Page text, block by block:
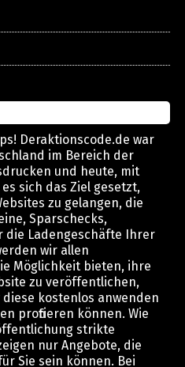
Deraktionscode.de war
im Bereich der
und heute, mit
sich das Ziel gesetzt,
zu gelangen, die
Sparschecks,
die Ladengeschäfte Ihrer
wir allen
Möglichkeit bieten, ihre
zu veröffentlichen,
kostenlos anwenden
profitieren können. Wie
strikte
nur Angebote, die
Sie sein können. Bei